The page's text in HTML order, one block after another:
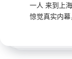
一人 来到上
惊觉真实内幕